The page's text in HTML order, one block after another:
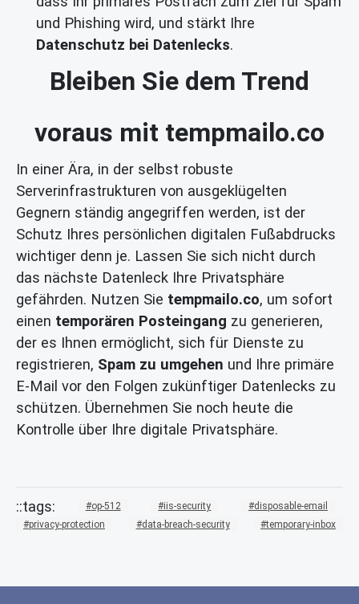
und Phishing wird, und stärkt Ihre
Datenschutz bei Datenlecks.
Bleiben Sie dem Trend
voraus mit tempmailo.co
In einer Ära, in der selbst robuste
Serverinfrastrukturen von ausgeklügelten
Gegnern ständig angegriffen werden, ist der
Schutz Ihres persönlichen digitalen Fußabdrucks
wichtiger denn je. Lassen Sie sich nicht durch
das nächste Datenleck Ihre Privatsphäre
gefährden. Nutzen Sie tempmailo.co, um sofort
einen temporären Posteingang zu generieren,
der es Ihnen ermöglicht, sich für Dienste zu
registrieren, Spam zu umgehen und Ihre primäre
E-Mail vor den Folgen zukünftiger Datenlecks zu
schützen. Übernehmen Sie noch heute die
Kontrolle über Ihre digitale Privatsphäre.
op-512 iis-security
disposable-email
privacy-protection
data-breach-security temporary-inbox